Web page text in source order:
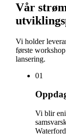
Vår
Vi holder
første
lansering.
01
Vi blir